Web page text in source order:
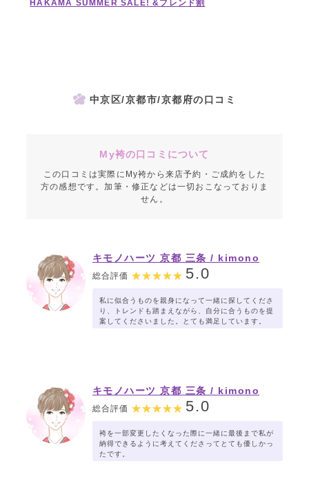
HAKAMA SUMMER SALE! &フレンド割
中京区/京都市/京都府の口コミ
My袴の口コミについて
この口コミは実際にMy袴から来店予約・ご成約をした
方の感想です。加筆・修正などは一切おこなっておりま
せん。
キモノハーツ 京都 三条 / kimono
hearts Kyoto sanjo
総合評価 5.0
私に似合うものを親身になって一緒に探してくださ
り、トレンドも踏まえながら、自分に合うものを提
案してくださいました。とても満足しています。
キモノハーツ 京都 三条 / kimono
hearts Kyoto sanjo
総合評価 5.0
袴を一部変更したくなった際に一緒に最後まで私が
納得できるように考えてくださってとても優しかっ
たです。